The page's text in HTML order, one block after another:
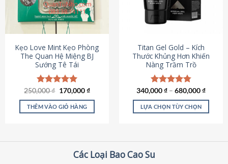
chọn
có
chọn
trên
trang
sản
phẩm
Kẹo Love Mint Kẹo Phòng
The Quan Hệ Miệng BJ
Sướng Tê Tái
Được xếp
hạng5.00
5 sao
250,000₫ Giá
là:
250,000 ₫.
170,000₫Giá
tại
THÊM VÀO GIỎ HÀNG
Titan Gel Gold – Kích
Thước Khủng Hơn Khiến
Nàng Trầm Trồ
Được xếp
hạng4.79
5 sao
340,000₫ – 680,000₫
LỰA CHỌN TÙY CHỌN
Các Loại Bao Cao Su